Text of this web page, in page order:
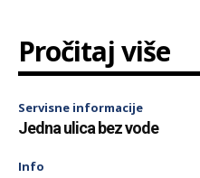
Pročitaj više
Servisne informacije
Jedna ulica bez vode
Info